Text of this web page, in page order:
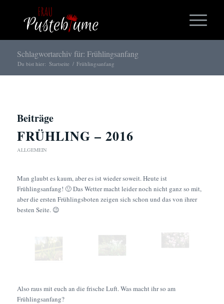
Schlagwortarchiv für: Frühlingsanfang
Du bist hier: Startseite / Frühlingsanfang
Beiträge
FRÜHLING – 2016
ALLGEMEIN
Man glaubt es kaum, aber es ist wieder soweit. Heute ist
Frühlingsanfang! 🙂 Das Wetter macht leider noch nicht ganz so mit,
aber die ersten Frühlingsboten zeigen sich schon und das von ihrer
besten Seite. 😉
Also raus mit euch an die frische Luft. Was macht ihr so am
Frühlingsanfang?